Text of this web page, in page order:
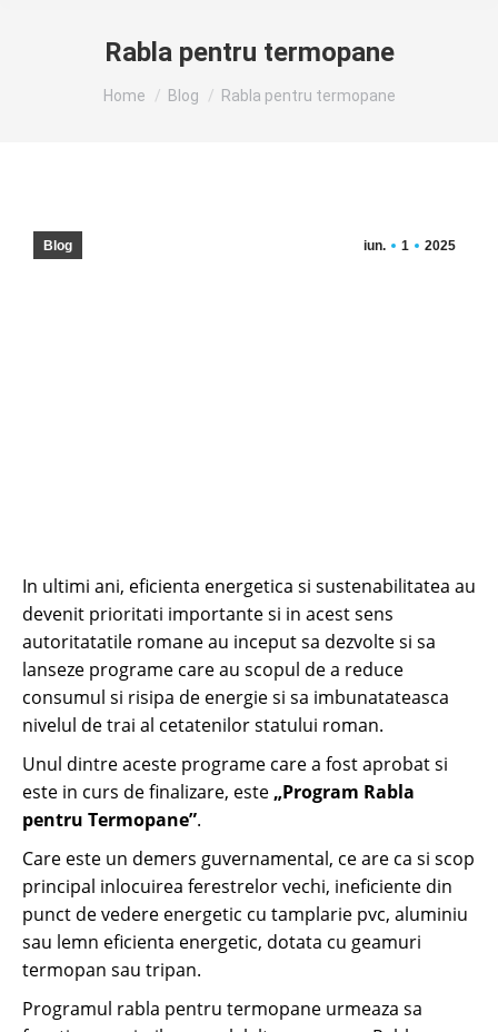
Rabla pentru termopane
You are here:
Home Blog Rabla pentru termopane
iun. 1 2025
Blog
In ultimi ani, eficienta energetica si sustenabilitatea au
devenit prioritati importante si in acest sens
autoritatatile romane au inceput sa dezvolte si sa
lanseze programe care au scopul de a reduce
consumul si risipa de energie si sa imbunatateasca
nivelul de trai al cetatenilor statului roman.
Unul dintre aceste programe care a fost aprobat si
este in curs de finalizare, este „Program Rabla
pentru Termopane”.
Care este un demers guvernamental, ce are ca si scop
principal inlocuirea ferestrelor vechi, ineficiente din
punct de vedere energetic cu tamplarie pvc, aluminiu
sau lemn eficienta energetic, dotata cu geamuri
termopan sau tripan.
Programul rabla pentru termopane urmeaza sa